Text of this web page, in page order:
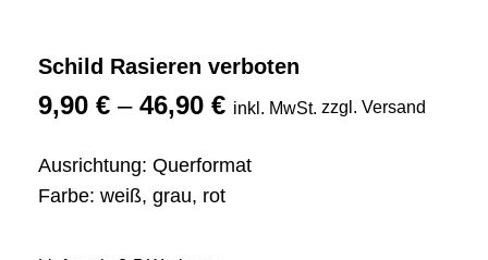
Schild Rasieren verboten
9,90 € – 46,90 € inkl. MwSt. zzgl. Versand
Ausrichtung: Querformat
Farbe: weiß, grau, rot